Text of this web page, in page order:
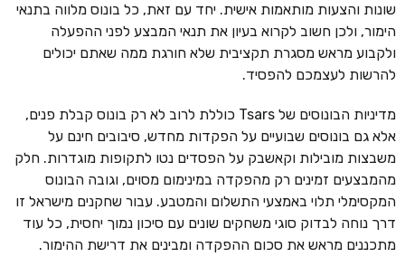
שונות והצעות מותאמות אישית. יחד עם זאת, כל בונוס מלווה בתנאי
הימור, ולכן חשוב לקרוא בעיון את תנאי המבצע לפני ההפעלה
ולקבוע מראש מסגרת תקציבית שלא חורגת ממה שאתם יכולים
להרשות לעצמכם להפסיד.
מדיניות הבונוסים של Tsars כוללת לרוב לא רק בונוס קבלת פנים,
אלא גם בונוסים שבועיים על הפקדות מחדש, סיבובים חינם על
משבצות מובילות וקאשבק על הפסדים נטו לתקופות מוגדרות. חלק
מהמבצעים זמינים רק מהפקדה במינימום מסוים, וגובה הבונוס
המקסימלי תלוי באמצעי התשלום והמטבע. עבור שחקנים מישראל זו
דרך נוחה לבדוק סוגי משחקים שונים עם סיכון נמוך יחסית, כל עוד
מתכננים מראש את סכום ההפקדה ומבינים את דרישת ההימור.